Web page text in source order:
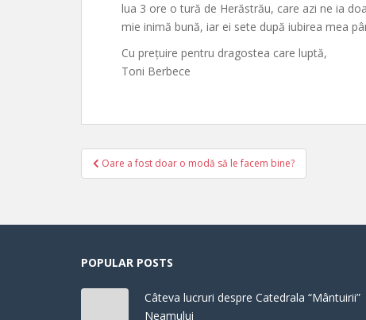
lua 3 ore o tură de Herăstrău, care azi ne ia
mie inimă bună, iar ei sete după iubirea mea
Cu prețuire pentru dragostea care luptă,
Toni Berbece
Post
navigation
Oare a fost doar o modă să le facem bine?
POPULAR POSTS
Câteva lucruri despre Catedrala “Mântuirii”
Neamului